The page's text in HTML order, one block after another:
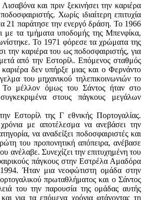
και πριν ξεκινήσει την καριέρα
Χωρίς ιδιαίτερη επιτυχία
21 παράτησε την ενεργό δράση. Το 1966
με τα τμήματα υποδομής της Μπενφίκα,
Το 1971 φόρεσε τα χρώματα της
την καριέρα του ως ποδοσφαιριστής, για
από την Εστορίλ. Επόμενος σταθμός
δεν υπήρξε μιας και ο Φερνάντο
του μηχανικού τηλεπικοινωνιών το
Το μέλλον όμως του Σάντος ήταν στο
στους πάγκους μεγάλων
Εστορίλ της Γ εθνικής Πορτογαλίας.
με αποτέλεσμα να ανεβάσει την
να αναδείξει ποδοσφαιριστές και
του προπονητική απόπειρα, ανέβασε
ανέλαβε. Συνεχίζει την επιτυχημένη του
πάγκους στην Εστρέλα Αμαδόρα
Ήταν μια νεοφώτιστη ομάδα στην
πρωταθλήματος και ο Σάντος
του την παρουσία της ομάδας αυτής
για τα επόμενα χρόνια φτάνοντας τη